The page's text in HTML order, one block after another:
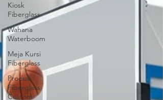
Kiosk
Fiberglass
Wahana
Waterboom
Meja Kursi
Fiberglass
Produk
Fiberglass
Custom